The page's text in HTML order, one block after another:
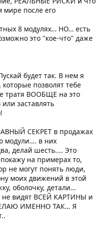
после его
8 модулях… НО… есть
это "кое-что" даже
будет так. В нем я
позволят тебе
тратя ВООБЩЕ на это
заставлять
СЕКРЕТ в продажах
модули…. в них
делай шесть.... Это
на примерах то,
не могут понять люди,
моих движений в этой
оболочку, детали…
видят ВСЕЙ КАРТИНЫ и
ИМЕННО ТАК… Я